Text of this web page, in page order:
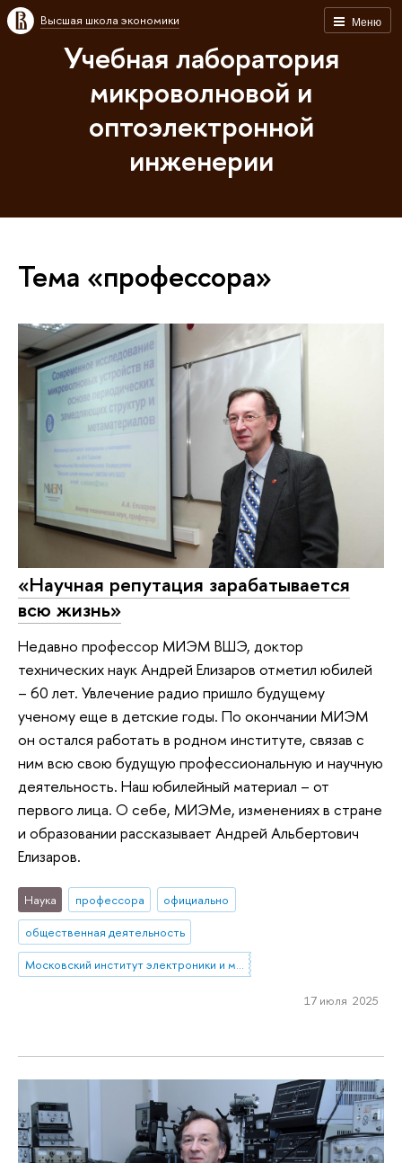
Меню
Высшая школа экономики
Учебная лаборатория
микроволновой и
оптоэлектронной
инженерии
Тема «профессора»
«Научная репутация зарабатывается
всю жизнь»
Недавно профессор МИЭМ ВШЭ, доктор
технических наук Андрей Елизаров отметил юбилей
– 60 лет. Увлечение радио пришло будущему
ученому еще в детские годы. По окончании МИЭМ
он остался работать в родном институте, связав с
ним всю свою будущую профессиональную и научную
деятельность. Наш юбилейный материал – от
первого лица. О себе, МИЭМе, изменениях в стране
и образовании рассказывает Андрей Альбертович
Елизаров.
Наука профессора
официально
общественная деятельность
Московский институт электроники и математики им. А.Н. Тихонова
17 июля 2025